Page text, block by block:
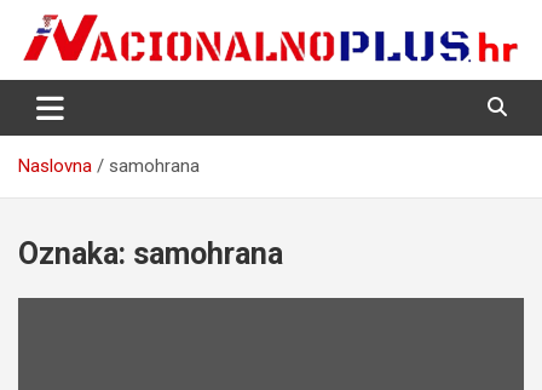
content
NacionalnoPlus.hr
Nacija želi znati više
Naslovna samohrana
Oznaka: samohrana